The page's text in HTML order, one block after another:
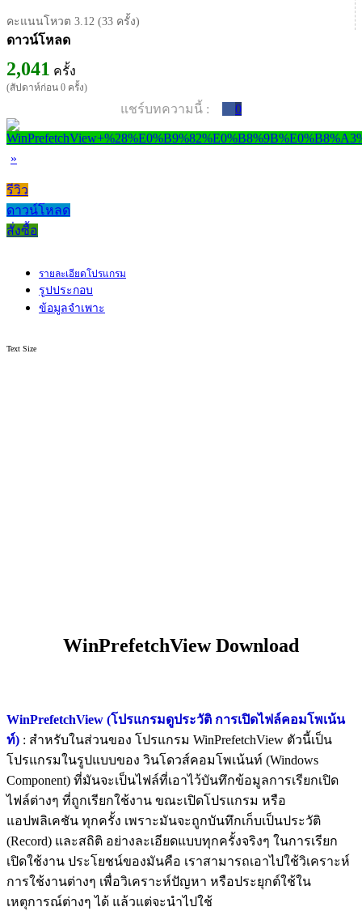
คะแนนโหวต 3.12 (33 ครั้ง)
ดาวน์โหลด
2,041 ครั้ง
(สัปดาห์ก่อน 0 ครั้ง)
แชร์บทความนี้ : 0
»
รีวิว
ดาวน์โหลด
สั่งซื้อ
รายละเอียดโปรแกรม
รูปประกอบ
ข้อมูลจำเพาะ
Text Size
WinPrefetchView Download
WinPrefetchView (โปรแกรมดูประวัติ การเปิดไฟล์คอมโพเน้น
ท์) : สำหรับในส่วนของ โปรแกรม WinPrefetchView ตัวนี้เป็น
โปรแกรมในรูปแบบของ วินโดวส์คอมโพเน้นท์ (Windows
Component) ที่มันจะเป็นไฟล์ที่เอาไว้บันทึกข้อมูลการเรียกเปิด
ไฟล์ต่างๆ ที่ถูกเรียกใช้งาน ขณะเปิดโปรแกรม หรือ
แอปพลิเคชัน ทุกครั้ง เพราะมันจะถูกบันทึกเก็บเป็นประวัติ
(Record) และสถิติ อย่างละเอียดแบบทุกครั้งจริงๆ ในการเรียก
เปิดใช้งาน ประโยชน์ของมันคือ เราสามารถเอาไปใช้วิเคราะห์
การใช้งานต่างๆ เพื่อวิเคราะห์ปัญหา หรือประยุกต์ใช้ใน
เหตุการณ์ต่างๆ ได้ แล้วแต่จะนำไปใช้